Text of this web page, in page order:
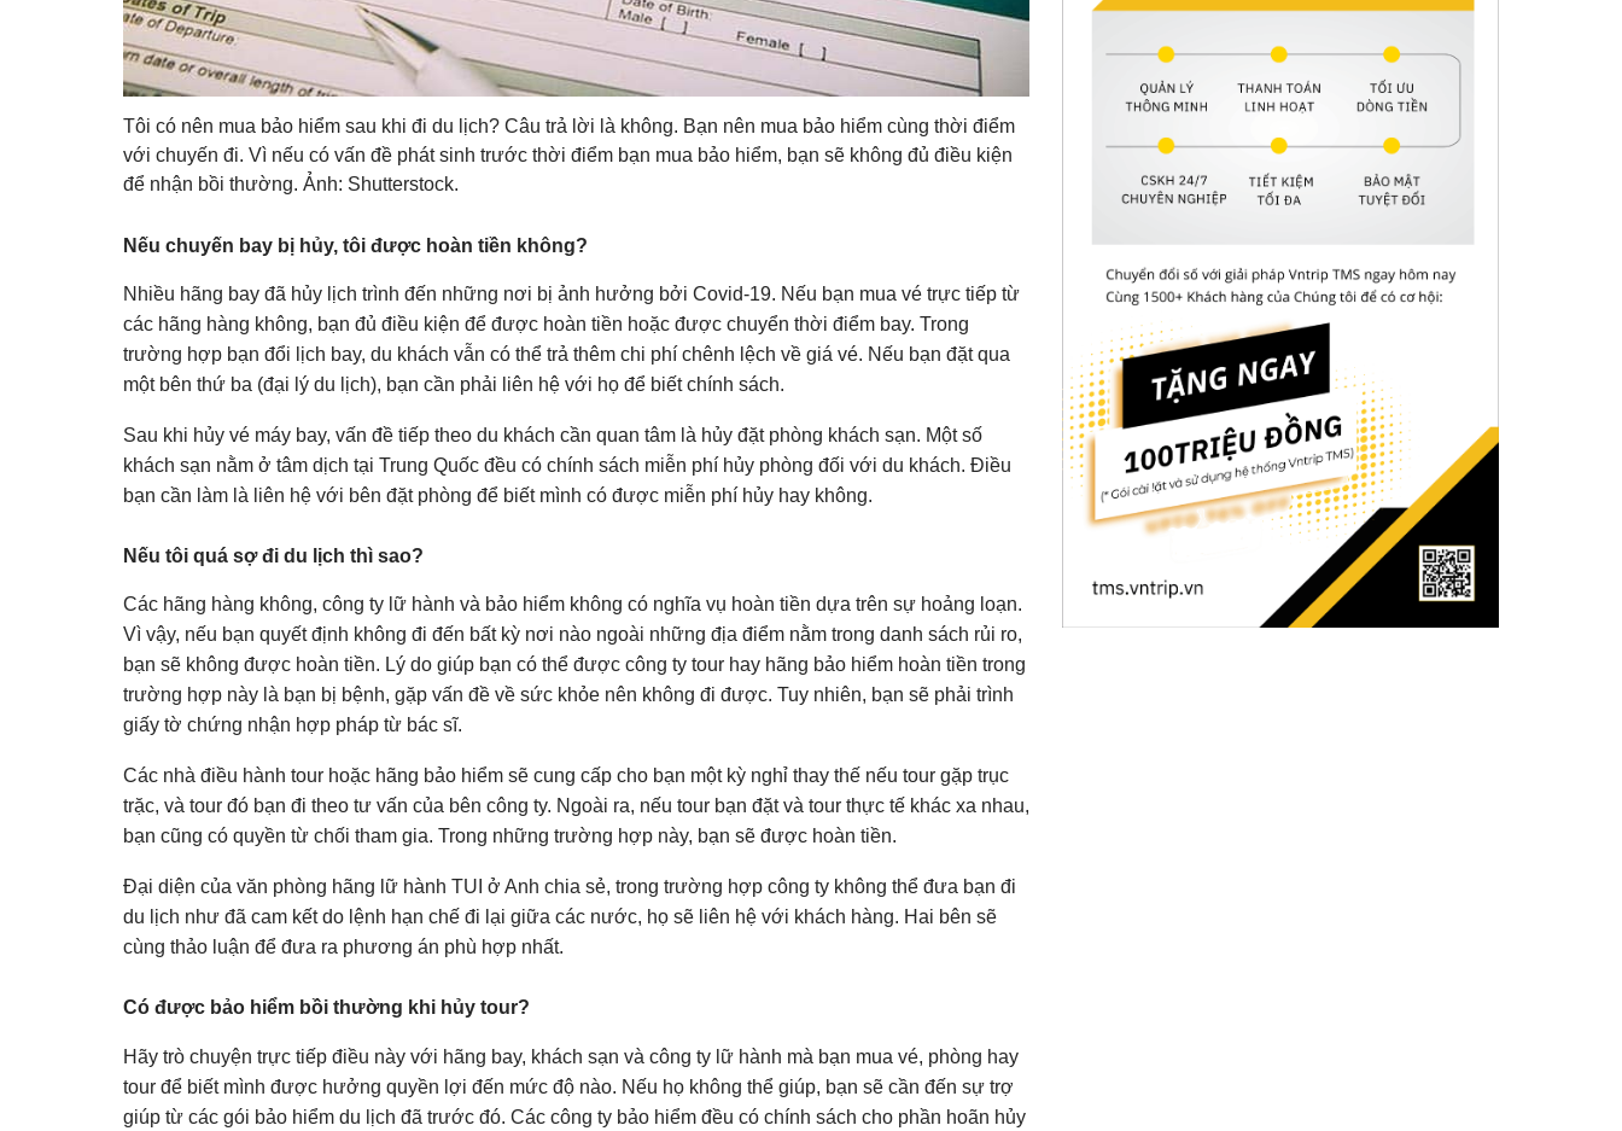
Tôi có nên mua bảo hiểm sau khi đi du lịch? Câu trả lời là không. Bạn nên mua bảo hiểm cùng thời điểm
với chuyến đi. Vì nếu có vấn đề phát sinh trước thời điểm bạn mua bảo hiểm, bạn sẽ không đủ điều kiện
để nhận bồi thường. Ảnh: Shutterstock.
Nếu chuyến bay bị hủy, tôi được hoàn tiền không?
Nhiều hãng bay đã hủy lịch trình đến những nơi bị ảnh hưởng bởi Covid-19. Nếu bạn mua vé trực tiếp từ
các hãng hàng không, bạn đủ điều kiện để được hoàn tiền hoặc được chuyển thời điểm bay. Trong
trường hợp bạn đổi lịch bay, du khách vẫn có thể trả thêm chi phí chênh lệch về giá vé. Nếu bạn đặt qua
một bên thứ ba (đại lý du lịch), bạn cần phải liên hệ với họ để biết chính sách.
Sau khi hủy vé máy bay, vấn đề tiếp theo du khách cần quan tâm là hủy đặt phòng khách sạn. Một số
khách sạn nằm ở tâm dịch tại Trung Quốc đều có chính sách miễn phí hủy phòng đối với du khách. Điều
bạn cần làm là liên hệ với bên đặt phòng để biết mình có được miễn phí hủy hay không.
Nếu tôi quá sợ đi du lịch thì sao?
Các hãng hàng không, công ty lữ hành và bảo hiểm không có nghĩa vụ hoàn tiền dựa trên sự hoảng loạn.
Vì vậy, nếu bạn quyết định không đi đến bất kỳ nơi nào ngoài những địa điểm nằm trong danh sách rủi ro,
bạn sẽ không được hoàn tiền. Lý do giúp bạn có thể được công ty tour hay hãng bảo hiểm hoàn tiền trong
trường hợp này là bạn bị bệnh, gặp vấn đề về sức khỏe nên không đi được. Tuy nhiên, bạn sẽ phải trình
giấy tờ chứng nhận hợp pháp từ bác sĩ.
Các nhà điều hành tour hoặc hãng bảo hiểm sẽ cung cấp cho bạn một kỳ nghỉ thay thế nếu tour gặp trục
trặc, và tour đó bạn đi theo tư vấn của bên công ty. Ngoài ra, nếu tour bạn đặt và tour thực tế khác xa nhau,
bạn cũng có quyền từ chối tham gia. Trong những trường hợp này, bạn sẽ được hoàn tiền.
Đại diện của văn phòng hãng lữ hành TUI ở Anh chia sẻ, trong trường hợp công ty không thể đưa bạn đi
du lịch như đã cam kết do lệnh hạn chế đi lại giữa các nước, họ sẽ liên hệ với khách hàng. Hai bên sẽ
cùng thảo luận để đưa ra phương án phù hợp nhất.
Có được bảo hiểm bồi thường khi hủy tour?
Hãy trò chuyện trực tiếp điều này với hãng bay, khách sạn và công ty lữ hành mà bạn mua vé, phòng hay
tour để biết mình được hưởng quyền lợi đến mức độ nào. Nếu họ không thể giúp, bạn sẽ cần đến sự trợ
giúp từ các gói bảo hiểm du lịch đã trước đó. Các công ty bảo hiểm đều có chính sách cho phần hoãn hủy